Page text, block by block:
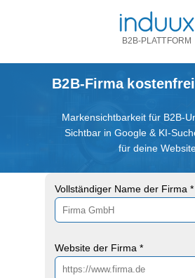
B2B-Firma
B2B-PLATTFORM
Vollständiger Name der Firma *
Website der Firma *
Markensichtbarkeit für B2B-
Sichtbar in Google & KI-
für deine